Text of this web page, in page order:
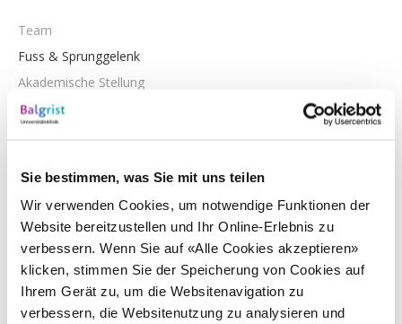
Sie bestimmen, was Sie mit uns teilen
Wir verwenden Cookies, um notwendige Funktionen der
Website bereitzustellen und Ihr Online-Erlebnis zu
verbessern. Wenn Sie auf «Alle Cookies akzeptieren»
klicken, stimmen Sie der Speicherung von Cookies auf
Ihrem Gerät zu, um die Websitenavigation zu
verbessern, die Websitenutzung zu analysieren und
Team
Fuss & Sprunggelenk
Akademische Stellung
Privatdozent, Lehrbeauftragter der Medizinischen Fakultät der
Universität Zürich
Rekonstruktive Chirurgie des Fuss und Sprunggelenks
Sprachen
Deutsch, Rätoromanisch, Englisch, Französisch, Italienisch
Weitere Informationen